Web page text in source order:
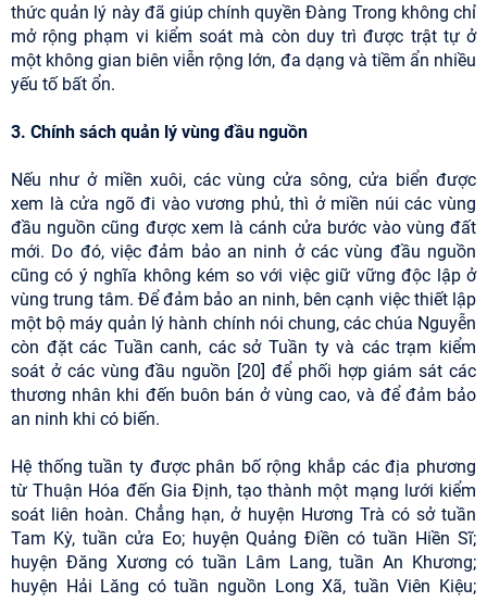
thức quản lý này đã giúp chính quyền Đàng Trong không chỉ
mở rộng phạm vi kiểm soát mà còn duy trì được trật tự ở
một không gian biên viễn rộng lớn, đa dạng và tiềm ẩn nhiều
yếu tố bất ổn.
3. Chính sách quản lý vùng đầu nguồn
Nếu như ở miền xuôi, các vùng cửa sông, cửa biển được
xem là cửa ngõ đi vào vương phủ, thì ở miền núi các vùng
đầu nguồn cũng được xem là cánh cửa bước vào vùng đất
mới. Do đó, việc đảm bảo an ninh ở các vùng đầu nguồn
cũng có ý nghĩa không kém so với việc giữ vững độc lập ở
vùng trung tâm. Để đảm bảo an ninh, bên cạnh việc thiết lập
một bộ máy quản lý hành chính nói chung, các chúa Nguyễn
còn đặt các Tuần canh, các sở Tuần ty và các trạm kiểm
soát ở các vùng đầu nguồn [20] để phối hợp giám sát các
thương nhân khi đến buôn bán ở vùng cao, và để đảm bảo
an ninh khi có biến.
Hệ thống tuần ty được phân bố rộng khắp các địa phương
từ Thuận Hóa đến Gia Định, tạo thành một mạng lưới kiểm
soát liên hoàn. Chẳng hạn, ở huyện Hương Trà có sở tuần
Tam Kỳ, tuần cửa Eo; huyện Quảng Điền có tuần Hiền Sĩ;
huyện Đăng Xương có tuần Lâm Lang, tuần An Khương;
huyện Hải Lăng có tuần nguồn Long Xã, tuần Viên Kiệu;